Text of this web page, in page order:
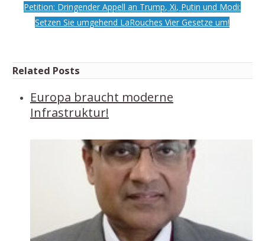
Petition: Dringender Appell an Trump, Xi, Putin und Modi:
Setzen Sie umgehend LaRouches Vier Gesetze um!
Related Posts
Europa braucht moderne
Infrastruktur!